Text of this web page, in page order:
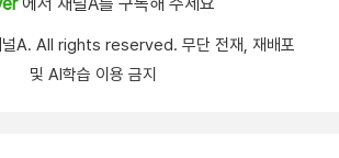
A. All rights reserved. 무단 전재, 재배포
및 AI학습 이용 금지